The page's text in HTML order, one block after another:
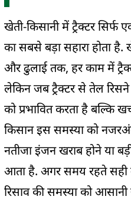
खेती-किसानी में ट्रैक्टर सिर्फ
का सबसे बड़ा सहारा होता
और ढुलाई तक, हर काम में
लेकिन जब ट्रैक्टर से तेल
को प्रभावित करता है बल्कि
किसान इस समस्या को
नतीजा इंजन खराब होने या
आता है. अगर समय रहते सही
रिसाव की समस्या को